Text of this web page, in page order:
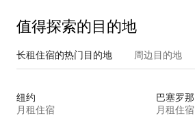
值得探索的目的地
长租住宿的热门目的地 周边目的地
纽约
月租住宿
巴塞罗那
月租住宿